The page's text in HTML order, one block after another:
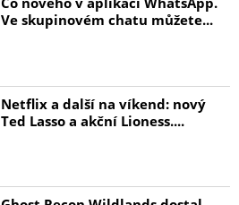
Ve skupinovém chatu můžete...
Netflix a další na víkend: nový
Ted Lasso a akční Lioness....